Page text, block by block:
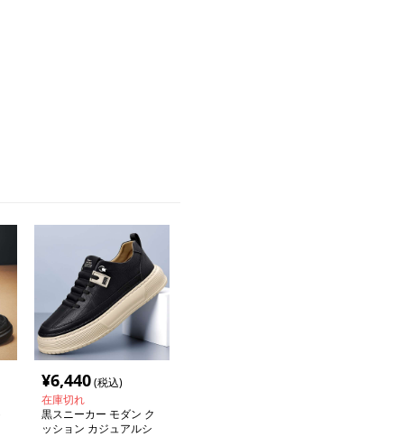
¥6,440(税込)
在庫切れ
黒スニーカー モダン ク
ッション カジュアルシ